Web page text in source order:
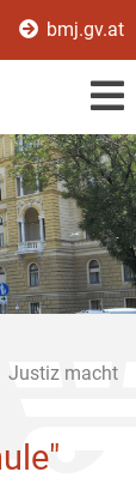
bmj.gv.at
Justiz macht